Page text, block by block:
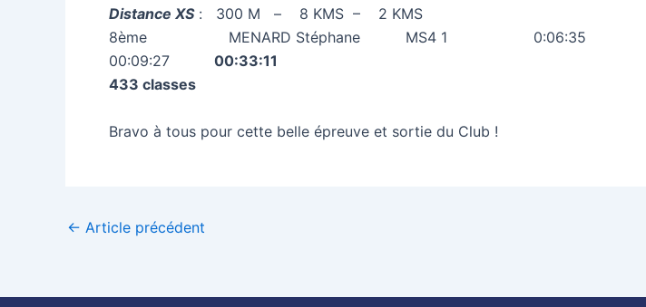
Distance XS : 300 M – 8 KMS – 2 KMS
8ème MENARD Stéphane MS4 1
00:09:27
00:33:11
433 classes
Bravo à tous pour cette belle épreuve et sortie du Club !
← Article précédent